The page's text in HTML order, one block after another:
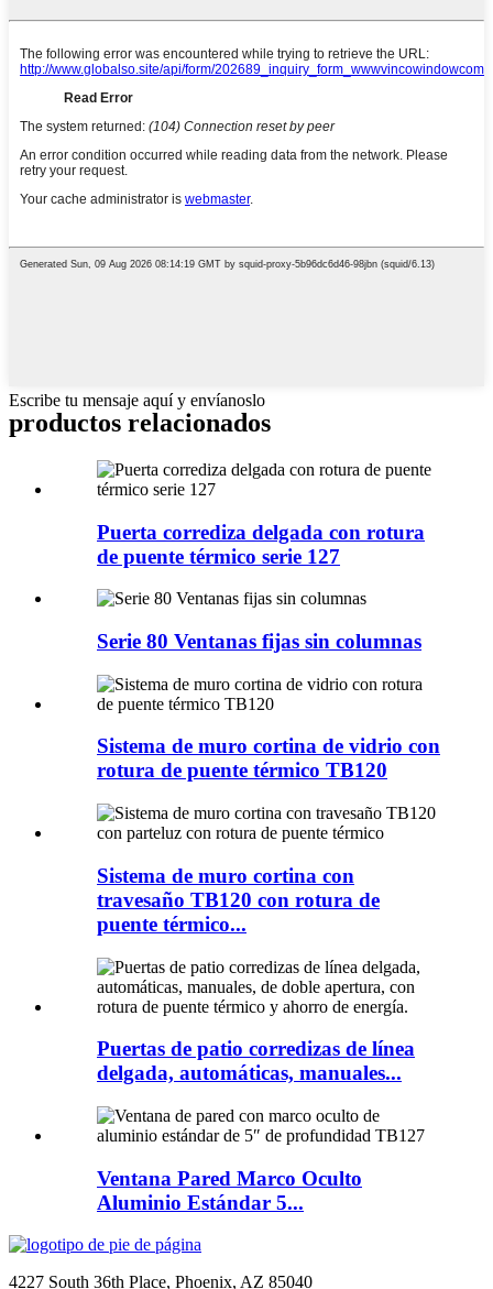
Escribe tu mensaje aquí y envíanoslo
productos relacionados
Puerta corrediza delgada con rotura
de puente térmico serie 127
Serie 80 Ventanas fijas sin columnas
Sistema de muro cortina de vidrio con
rotura de puente térmico TB120
Sistema de muro cortina con
travesaño TB120 con rotura de
puente térmico...
Puertas de patio corredizas de línea
delgada, automáticas, manuales...
Ventana Pared Marco Oculto
Aluminio Estándar 5...
4227 South 36th Place, Phoenix, AZ 85040